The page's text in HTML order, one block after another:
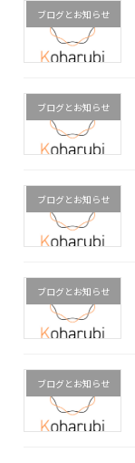
ブログとお知らせ
ブログとお知らせ
ブログとお知らせ
ブログとお知らせ
ブログとお知らせ